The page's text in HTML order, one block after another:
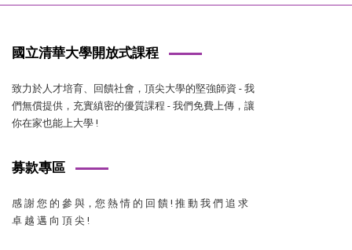
國立清華大學開放式課程
致力於人才培育、回饋社會，頂尖大學的堅強師資 - 我
們無償提供，充實縝密的優質課程 - 我們免費上傳，讓
你在家也能上大學 !
募款專區
感 謝 您 的 參 與，您 熱 情 的 回 饋 ! 推 動 我 們 追 求
卓 越 邁 向 頂 尖 !